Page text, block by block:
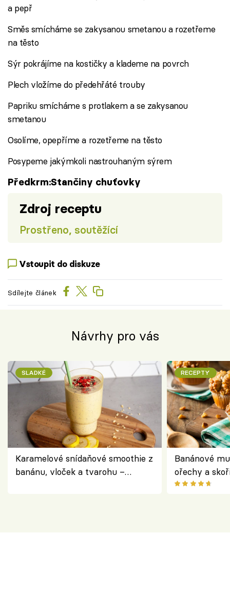
a pepř
Směs smícháme se zakysanou smetanou a rozetřeme
na těsto
Sýr pokrájíme na kostičky a klademe na povrch
Plech vložíme do předehřáté trouby
Papriku smícháme s protlakem a se zakysanou
smetanou
Osolíme, opepříme a rozetřeme na těsto
Posypeme jakýmkoli nastrouhaným sýrem
Předkrm:Stančiny chuťovky
Zdroj receptu
Prostřeno, soutěžící
Vstoupit do diskuze
Sdílejte článek
Návrhy pro vás
SLADKÉ
Karamelové snídaňové smoothie z
banánu, vloček a tvarohu –
RECEPTY
Banánové
ořechy a